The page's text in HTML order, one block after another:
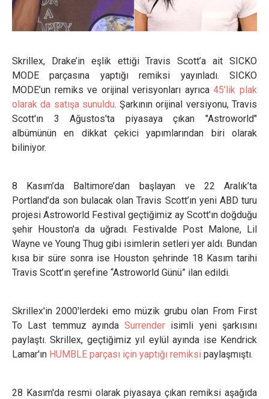
Skrillex, Drake’in eşlik ettiği Travis Scott’a ait SICKO
MODE parçasına yaptığı remiksi yayınladı. SICKO
MODE’un remiks ve orijinal verisyonları ayrıca45’lik plak
olarak da satışa sunuldu. Şarkının orijinal versiyonu, Travis
Scott'ın 3 Ağustos'ta piyasaya çıkan "Astroworld"
albümünün en dikkat çekici yapımlarından biri olarak
biliniyor.
8 Kasım’da Baltimore’dan başlayan ve 22 Aralık’ta
Portland’da son bulacak olan Travis Scott’ın yeni ABD turu
projesi Astroworld Festival geçtiğimiz ay Scott'ın doğduğu
şehir Houston'a da uğradı. Festivalde Post Malone, Lil
Wayne ve Young Thug gibi isimlerin setleri yer aldı. Bundan
kısa bir süre sonra ise Houston şehrinde 18 Kasım tarihi
Travis Scott’ın şerefine “Astroworld Günü” ilan edildi.
Skrillex'in 2000'lerdeki emo müzik grubu olan From First
To Last temmuz ayındaSurrender isimli yeni şarkısını
paylaştı. Skrillex, geçtiğimiz yıl eylül ayında ise Kendrick
Lamar'ın HUMBLE parçası için yaptığı remiksi paylaşmıştı.
28 Kasım'da resmi olarak piyasaya çıkan remiksi aşağıda